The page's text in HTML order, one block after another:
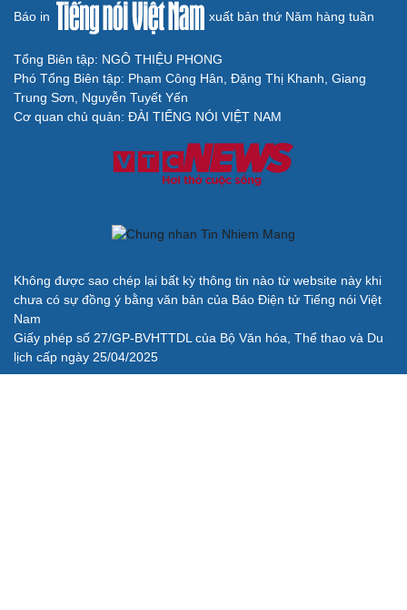
Báo in xuất bản thứ Năm hàng tuần
Tổng Biên tập: NGÔ THIỆU PHONG
Phó Tổng Biên tập: Phạm Công Hân, Đặng Thị Khanh, Giang
Trung Sơn, Nguyễn Tuyết Yến
Cơ quan chủ quản: ĐÀI TIẾNG NÓI VIỆT NAM
Không được sao chép lại bất kỳ thông tin nào từ website này khi
chưa có sự đồng ý bằng văn bản của Báo Điện tử Tiếng nói Việt
Nam
Giấy phép số 27/GP-BVHTTDL của Bộ Văn hóa, Thể thao và Du
lịch cấp ngày 25/04/2025